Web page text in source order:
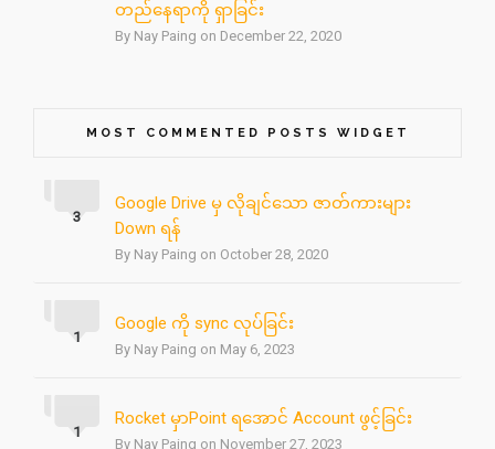
တည်နေရာကို ရှာခြင်း
By Nay Paing on December 22, 2020
MOST COMMENTED POSTS WIDGET
Google Drive မှ လိုချင်သော ဇာတ်ကားများ
Down ရန်
By Nay Paing on October 28, 2020
3
Google ကို sync လုပ်ခြင်း
By Nay Paing on May 6, 2023
1
Rocket မှာPoint ရအောင် Account ဖွင့်ခြင်း
By Nay Paing on November 27, 2023
1